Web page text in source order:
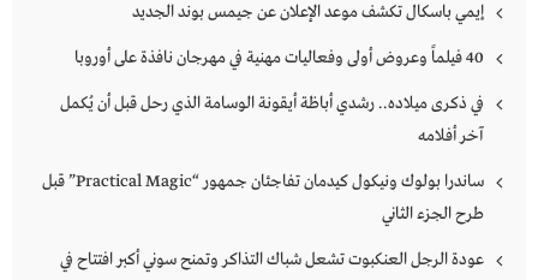
إيمي باسكال تكشف موعد الإعلان عن جيمس بوند الجديد
40 فيلماً وعروض أولى وفعاليات مهنية في مهرجان نافذة على أوروبا
في ذكرى ميلاده.. رشدي أباظة أيقونة الوسامة الذي رحل قبل أن يُكمل
آخر أفلامه
ساندرا بولوك ونيكول كيدمان تفاجئان جمهور “Practical Magic” قبل
طرح الجزء الثاني
عودة الرجل العنكبوت تشعل شباك التذاكر وتمنح سوني أكبر افتتاح في